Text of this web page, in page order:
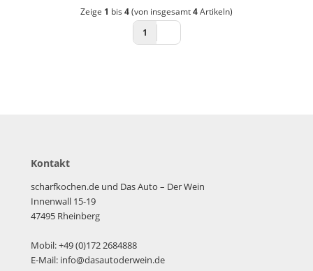
Zeige 1 bis 4(von insgesamt4Artikeln)
1
Kontakt
scharfkochen.de und Das Auto – Der Wein
Innenwall 15-19
47495 Rheinberg
Mobil: +49 (0)172 2684888
E-Mail: info@dasautoderwein.de